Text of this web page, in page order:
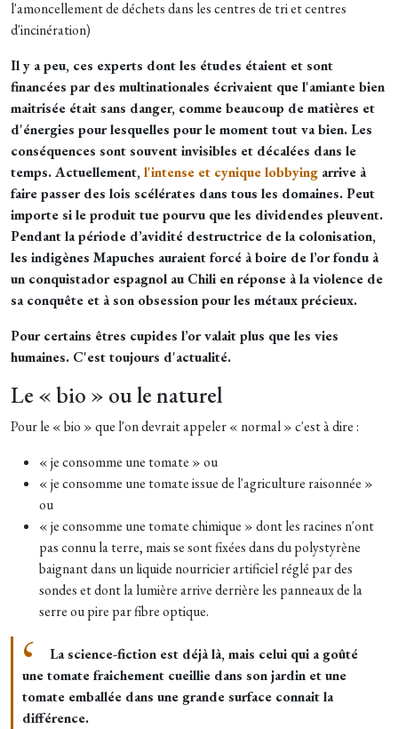
l'amoncellement de déchets dans les centres de tri et centres
d'incinération)
Il y a peu, ces experts dont les études étaient et sont
financées par des multinationales écrivaient que l'amiante bien
maitrisée était sans danger, comme beaucoup de matières et
d'énergies pour lesquelles pour le moment tout va bien. Les
conséquences sont souvent invisibles et décalées dans le
temps. Actuellement,l'intense et cynique lobbying arrive à
faire passer des lois scélérates dans tous les domaines. Peut
importe si le produit tue pourvu que les dividendes pleuvent.
Pendant la période d’avidité destructrice de la colonisation,
les indigènes Mapuches auraient forcé à boire de l’or fondu à
un conquistador espagnol au Chili en réponse à la violence de
sa conquête et à son obsession pour les métaux précieux.
Pour certains êtres cupides l’or valait plus que les vies
humaines. C'est toujours d'actualité.
Le « bio » ou le naturel
Pour le « bio » que l'on devrait appeler « normal » c'est à dire :
« je consomme une tomate » ou
« je consomme une tomate issue de l'agriculture raisonnée »
ou
« je consomme une tomate chimique » dont les racines n'ont
pas connu la terre, mais se sont fixées dans du polystyrène
baignant dans un liquide nourricier artificiel réglé par des
sondes et dont la lumière arrive derrière les panneaux de la
serre ou pire par fibre optique.
La science-fiction est déjà là, mais celui qui a goûté
une tomate fraichement cueillie dans son jardin et une
tomate emballée dans une grande surface connait la
différence.